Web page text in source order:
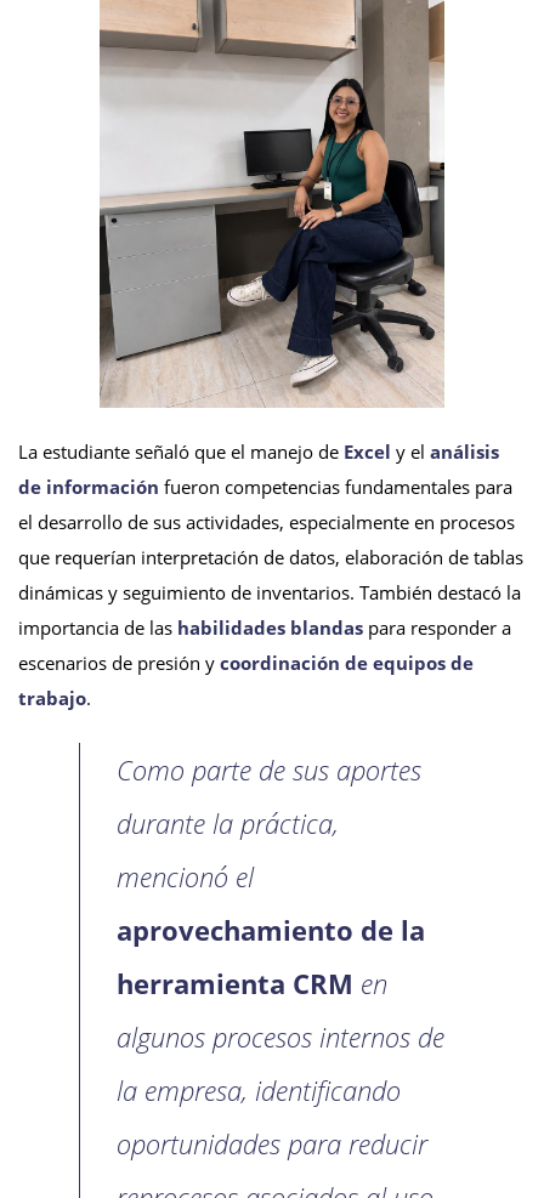
La estudiante señaló que el manejo de Excel y el análisis
de información fueron competencias fundamentales para
el desarrollo de sus actividades, especialmente en procesos
que requerían interpretación de datos, elaboración de tablas
dinámicas y seguimiento de inventarios. También destacó la
importancia de las habilidades blandas para responder a
escenarios de presión y coordinación de equipos de
trabajo.
Como parte de sus aportes
durante la práctica,
mencionó el
aprovechamiento de la
herramienta CRM en
algunos procesos internos de
la empresa, identificando
oportunidades para reducir